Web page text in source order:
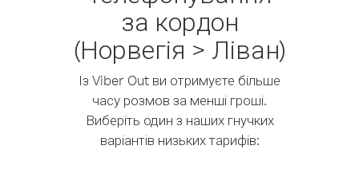
за кордон
(Норвегія > Ліван)
Із Viber Out ви отримуєте більше
часу розмов за менші гроші.
Виберіть один з наших гнучких
варіантів низьких тарифів: